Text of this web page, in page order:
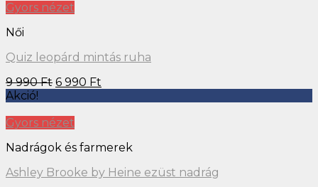
Gyors nézet
Női
Quiz leopárd mintás ruha
9 990Ft 6 990 Ft
Akció!
Gyors nézet
Nadrágok és farmerek
Ashley Brooke by Heine ezüst nadrág